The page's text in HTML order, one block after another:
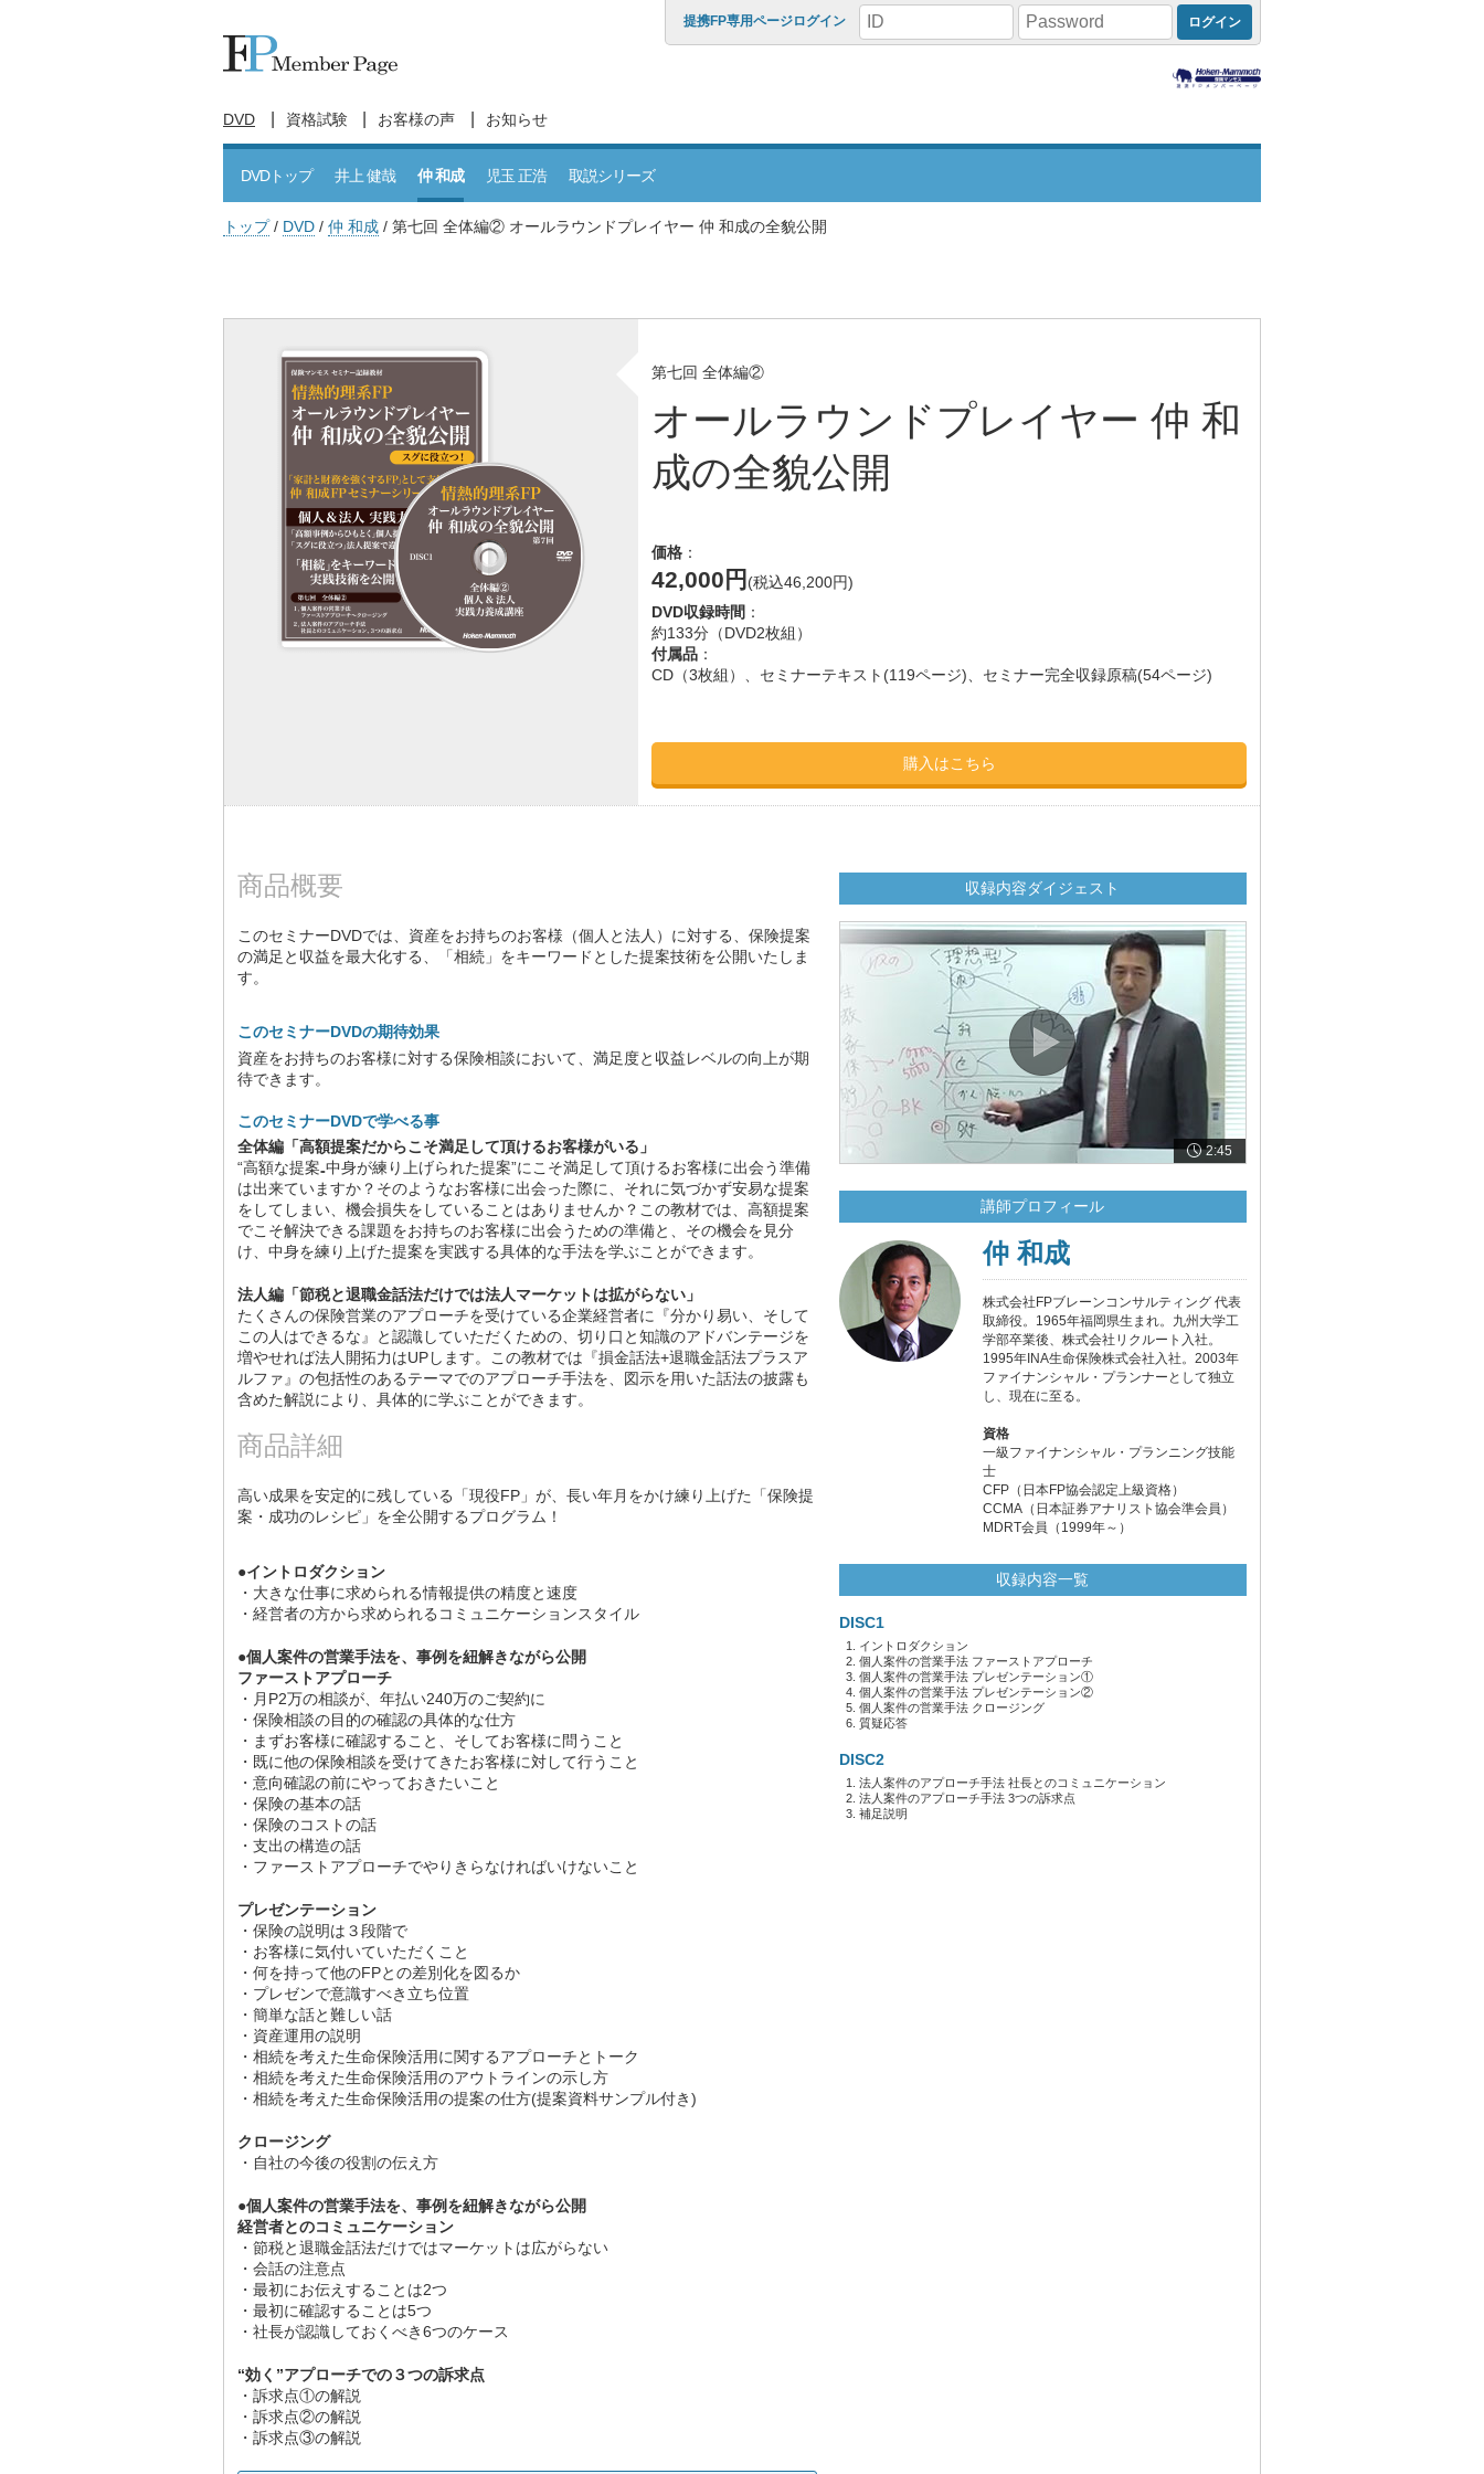
提携FP専用ページログイン
DVD 資格試験 お客様の声 お知らせ
トップ DVD 仲 和成 第七回 全体編② オールラウンドプレイヤー 仲 和成の全貌公開
第七回 全体編②
オールラウンドプレイヤー 仲 和
成の全貌公開
価格 ：
42,000円 (税込46,200円)
DVD収録時間 ：
約133分（DVD2枚組）
付属品 ：
CD（3枚組）、セミナーテキスト(119ページ)、セミナー完全収録原稿(54ページ)
購入はこちら
商品概要
このセミナーDVDでは、資産をお持ちのお客様（個人と法人）に対する、保険提案
の満足と収益を最大化する、「相続」をキーワードとした提案技術を公開いたしま
す。
このセミナーDVDの期待効果
資産をお持ちのお客様に対する保険相談において、満足度と収益レベルの向上が期
待できます。
このセミナーDVDで学べる事
全体編「高額提案だからこそ満足して頂けるお客様がいる」
“高額な提案₌中身が練り上げられた提案”にこそ満足して頂けるお客様に出会う準備
は出来ていますか？そのようなお客様に出会った際に、それに気づかず安易な提案
をしてしまい、機会損失をしていることはありませんか？この教材では、高額提案
でこそ解決できる課題をお持ちのお客様に出会うための準備と、その機会を見分
け、中身を練り上げた提案を実践する具体的な手法を学ぶことができます。
法人編「節税と退職金話法だけでは法人マーケットは拡がらない」
たくさんの保険営業のアプローチを受けている企業経営者に『分かり易い、そして
この人はできるな』と認識していただくための、切り口と知識のアドバンテージを
増やせれば法人開拓力はUPします。この教材では『損金話法+退職金話法プラスア
ルファ』の包括性のあるテーマでのアプローチ手法を、図示を用いた話法の披露も
含めた解説により、具体的に学ぶことができます。
商品詳細
高い成果を安定的に残している「現役FP」が、長い年月をかけ練り上げた「保険提
案・成功のレシピ」を全公開するプログラム！
●イントロダクション
・大きな仕事に求められる情報提供の精度と速度
・経営者の方から求められるコミュニケーションスタイル
●個人案件の営業手法を、事例を紐解きながら公開
ファーストアプローチ
・月P2万の相談が、年払い240万のご契約に
・保険相談の目的の確認の具体的な仕方
・まずお客様に確認すること、そしてお客様に問うこと
・既に他の保険相談を受けてきたお客様に対して行うこと
・意向確認の前にやっておきたいこと
・保険の基本の話
・保険のコストの話
・支出の構造の話
・ファーストアプローチでやりきらなければいけないこと
プレゼンテーション
・保険の説明は３段階で
・お客様に気付いていただくこと
・何を持って他のFPとの差別化を図るか
・プレゼンで意識すべき立ち位置
・簡単な話と難しい話
・資産運用の説明
・相続を考えた生命保険活用に関するアプローチとトーク
・相続を考えた生命保険活用のアウトラインの示し方
・相続を考えた生命保険活用の提案の仕方(提案資料サンプル付き)
クロージング
・自社の今後の役割の伝え方
●個人案件の営業手法を、事例を紐解きながら公開
経営者とのコミュニケーション
・節税と退職金話法だけではマーケットは広がらない
・会話の注意点
・最初にお伝えすることは2つ
・最初に確認することは5つ
・社長が認識しておくべき6つのケース
“効く”アプローチでの３つの訴求点
・訴求点①の解説
・訴求点②の解説
・訴求点③の解説
収録内容ダイジェスト
2:45
講師プロフィール
仲 和成
株式会社FPブレーンコンサルティング 代表
取締役。1965年福岡県生まれ。九州大学工
学部卒業後、株式会社リクルート入社。
1995年INA生命保険株式会社入社。2003年
ファイナンシャル・プランナーとして独立
し、現在に至る。
資格
一級ファイナンシャル・プランニング技能
士
CFP（日本FP協会認定上級資格）
CCMA（日本証券アナリスト協会準会員）
MDRT会員（1999年～）
収録内容一覧
DISC1
イントロダクション
個人案件の営業手法 ファーストアプローチ
個人案件の営業手法 プレゼンテーション①
個人案件の営業手法 プレゼンテーション②
個人案件の営業手法 クロージング
質疑応答
DISC2
法人案件のアプローチ手法 社長とのコミュニケーション
法人案件のアプローチ手法 3つの訴求点
補足説明
DVDトップ 井上 健哉 仲 和成 児玉 正浩 取説シリーズ